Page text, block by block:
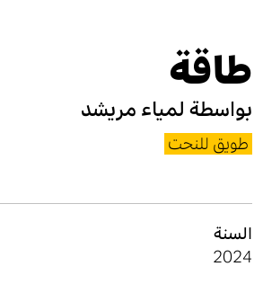
طاقة
بواسطة لمياء مريشد
طويق للنحت
السنة
2024